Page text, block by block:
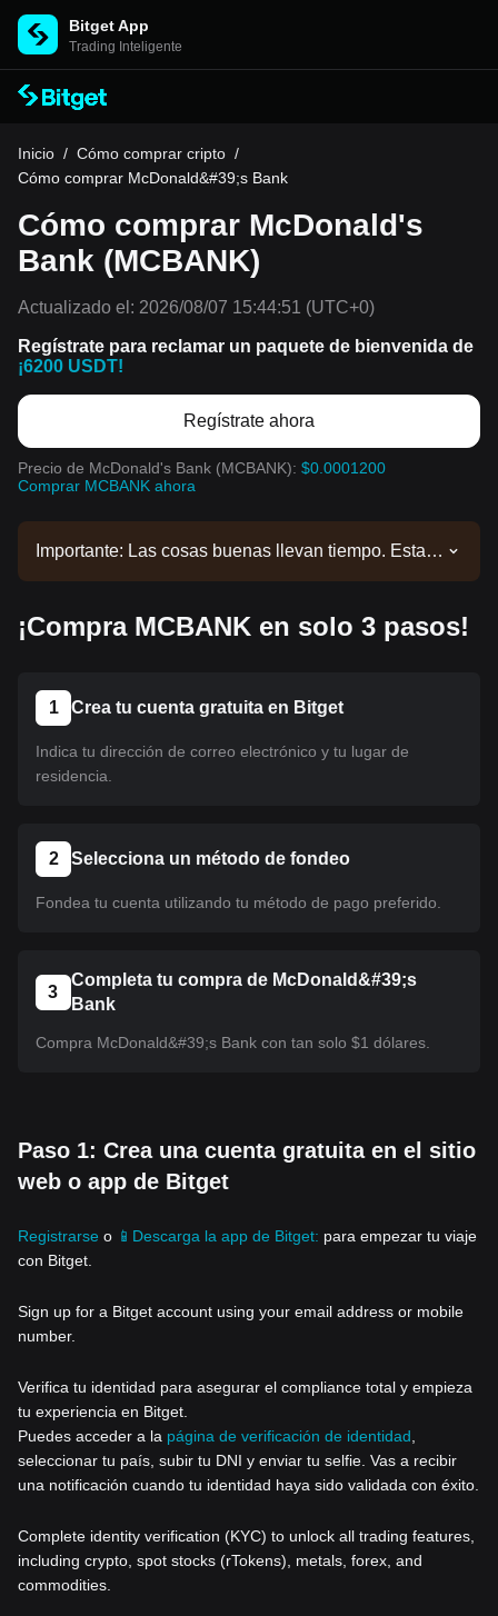
Bitget App
Trading Inteligente
Inicio / Cómo comprar cripto /
Cómo comprar McDonald&#39;s Bank
Cómo comprar McDonald's
Bank (MCBANK)
Actualizado el: 2026/08/07 15:44:51 (UTC+0)
Regístrate para reclamar un paquete de bienvenida de
¡6200 USDT!
Regístrate ahora
Precio de McDonald's Bank (MCBANK): $0.0001200
Comprar MCBANK ahora
Importante: Las cosas buenas llevan tiempo. Esta
sobre los listados. Una vez que esté disponible en
criptomonedas listadas en Bitget.
¡Compra MCBANK en solo 3 pasos!
1 Crea tu cuenta gratuita en Bitget
Indica tu dirección de correo electrónico y tu lugar de
residencia.
2 Selecciona un método de fondeo
Fondea tu cuenta utilizando tu método de pago preferido.
3
Completa tu compra de McDonald&#39;s
Bank
Compra McDonald&#39;s Bank con tan solo $1 dólares.
Paso 1: Crea una cuenta gratuita en el sitio
web o app de Bitget
Registrarse o 📱Descarga la app de Bitget: para empezar tu viaje
con Bitget.
Sign up for a Bitget account using your email address or mobile
number.
Verifica tu identidad para asegurar el compliance total y empieza
tu experiencia en Bitget.
Puedes acceder a la página de verificación de identidad
seleccionar tu país, subir tu DNI y enviar tu selfie. Vas a recibir
una notificación cuando tu identidad haya sido validada con éxito.
Complete identity verification (KYC) to unlock all trading features,
including crypto, spot stocks (rTokens), metals, forex, and
commodities.